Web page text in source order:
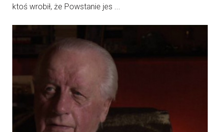
ktoś wrobił, że Powstanie jes ...